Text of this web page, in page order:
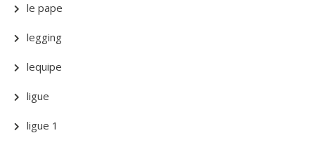
le pape
legging
lequipe
ligue
ligue 1